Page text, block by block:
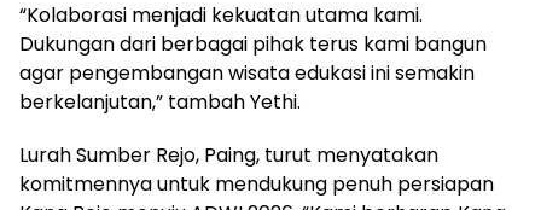
“Kolaborasi menjadi kekuatan utama kami.
Dukungan dari berbagai pihak terus kami bangun
agar pengembangan wisata edukasi ini semakin
berkelanjutan,” tambah Yethi.
Lurah Sumber Rejo, Paing, turut menyatakan
komitmennya untuk mendukung penuh persiapan